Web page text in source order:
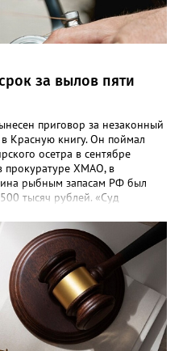
за вылов пяти
приговор за незаконный
Красную книгу. Он поймал
осетра в сентябре
прокуратуре ХМАО, в
рыбным запасам РФ был
тысяч рублей. «Суд
сроком в один год», —
мужчины конфисковали
На данный момент
силу.